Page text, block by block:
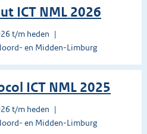
ICT NML 2026
t/m heden
en Midden-Limburg
ICT NML 2025
t/m heden
en Midden-Limburg